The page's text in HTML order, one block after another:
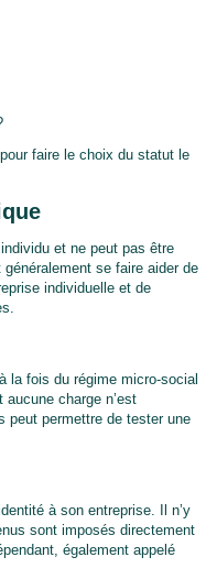
faire le choix du statut le
et ne peut pas être
se faire aider de
individuelle et de
la fois du régime micro-social
charge n’est
peut permettre de tester une
à son entreprise. Il n’y
sont imposés directement
également appelé